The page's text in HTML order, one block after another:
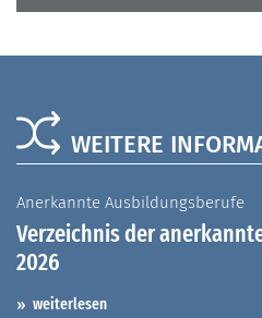
WEITERE
Anerkannte Ausbildungsberufe
Verzeichnis der
2026
weiterlesen